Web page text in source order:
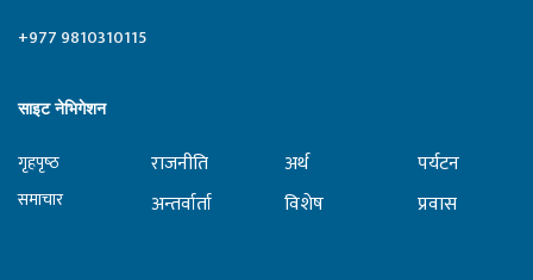
+977 9810310115
साइट नेभिगेशन
गृहपृष्‍ठ
समाचार
राजनीति
अन्तर्वार्ता
अर्थ
विशेष
पर्यटन
प्रवास